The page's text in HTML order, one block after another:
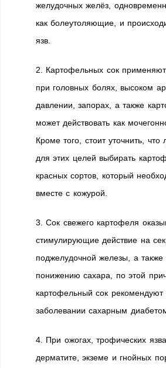
желудочных желёз,
как болеутоляющие, и
язв.
2. Картофельных сок
при головных болях, высоком
давлении, запорах, а также
может действовать как
Кроме того, стоит уточнить, что
для этих целей выбирать
красных сортов, который
вместе с кожурой.
3. Сок свежего картофеля
стимулирующие действие на
поджелудочной железы, а также
понижению сахара, по этой
картофельный сок
заболевании сахарным
4. При ожогах, трофических
дерматите, экземе и гнойных